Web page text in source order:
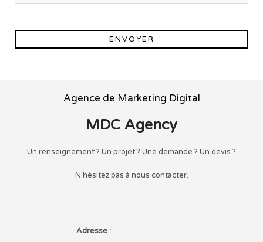
ENVOYER
Agence de Marketing Digital
MDC Agency
Un renseignement ? Un projet ? Une demande ? Un devis ?
N’hésitez pas à nous contacter.
Adresse :